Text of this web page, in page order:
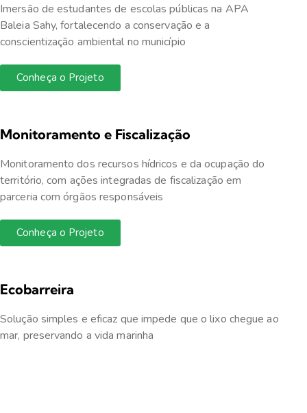
Imersão de estudantes de escolas públicas na APA
Baleia Sahy, fortalecendo a conservação e a
conscientização ambiental no município
Conheça o Projeto
Monitoramento e Fiscalização
Monitoramento dos recursos hídricos e da ocupação do
território, com ações integradas de fiscalização em
parceria com órgãos responsáveis
Conheça o Projeto
Ecobarreira
Solução simples e eficaz que impede que o lixo chegue ao
mar, preservando a vida marinha